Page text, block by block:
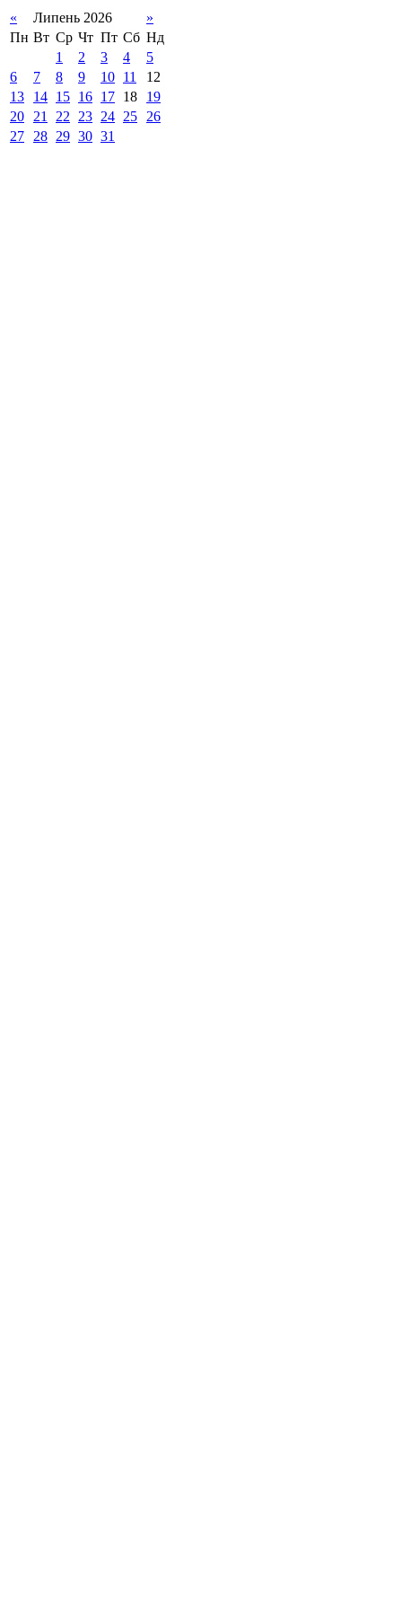
« Липень 2026
»
Пн Вт Ср Чт Пт Сб Нд
1
2 3 4
5
6
7 8 9 10 11
12
13
14 15 16 17 18
19
20
21 22 23 24 25
26
27
28 29 30 31